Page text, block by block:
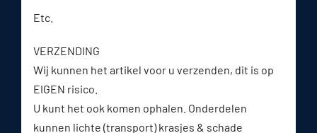
Etc.
VERZENDING
Wij kunnen het artikel voor u verzenden, dit is op
EIGEN risico.
U kunt het ook komen ophalen. Onderdelen
kunnen lichte (transport) krasjes & schade